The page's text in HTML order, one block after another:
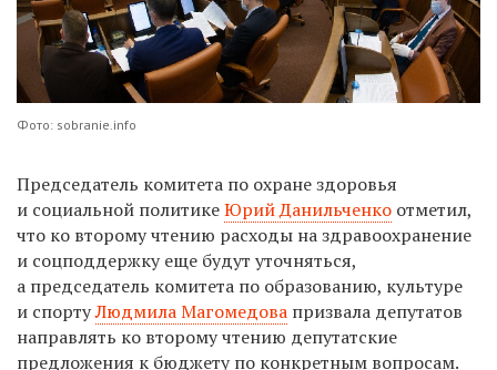
Фото: sobranie.info
Председатель комитета по охране здоровья
и социальной политикеЮрий Данильченко отметил,
что ко второму чтению расходы на здравоохранение
и соцподдержку еще будут уточняться,
а председатель комитета по образованию, культуре
и спортуЛюдмила Магомедова призвала депутатов
направлять ко второму чтению депутатские
предложения к бюджету по конкретным вопросам.